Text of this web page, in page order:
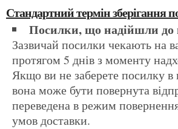
Стандартний термін зберігання
Посилки, що надійшли до
Зазвичай посилки чекають на
протягом 5 днів з моменту
Якщо ви не заберете посилку в
вона може бути повернута
переведена в режим
умов доставки.